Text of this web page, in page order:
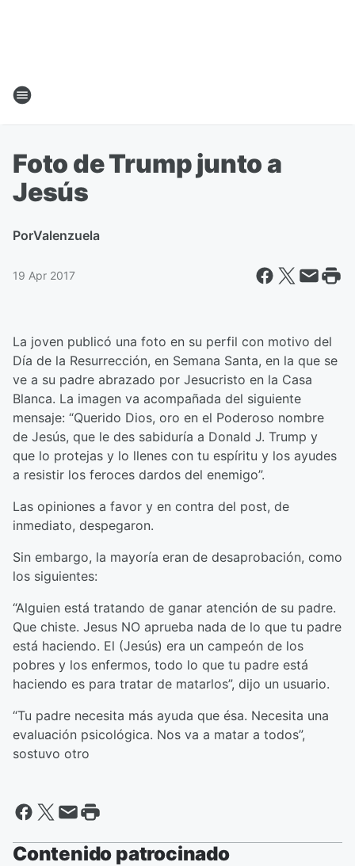
Foto de Trump junto a
Jesús
PorValenzuela
19 Apr 2017
La joven publicó una foto en su perfil con motivo del
Día de la Resurrección, en Semana Santa, en la que se
ve a su padre abrazado por Jesucristo en la Casa
Blanca. La imagen va acompañada del siguiente
mensaje: “Querido Dios, oro en el Poderoso nombre
de Jesús, que le des sabiduría a Donald J. Trump y
que lo protejas y lo llenes con tu espíritu y los ayudes
a resistir los feroces dardos del enemigo”.
Las opiniones a favor y en contra del post, de
inmediato, despegaron.
Sin embargo, la mayoría eran de desaprobación, como
los siguientes:
“Alguien está tratando de ganar atención de su padre.
Que chiste. Jesus NO aprueba nada de lo que tu padre
está haciendo. El (Jesús) era un campeón de los
pobres y los enfermos, todo lo que tu padre está
haciendo es para tratar de matarlos”, dijo un usuario.
“Tu padre necesita más ayuda que ésa. Necesita una
evaluación psicológica. Nos va a matar a todos”,
sostuvo otro
Contenido patrocinado